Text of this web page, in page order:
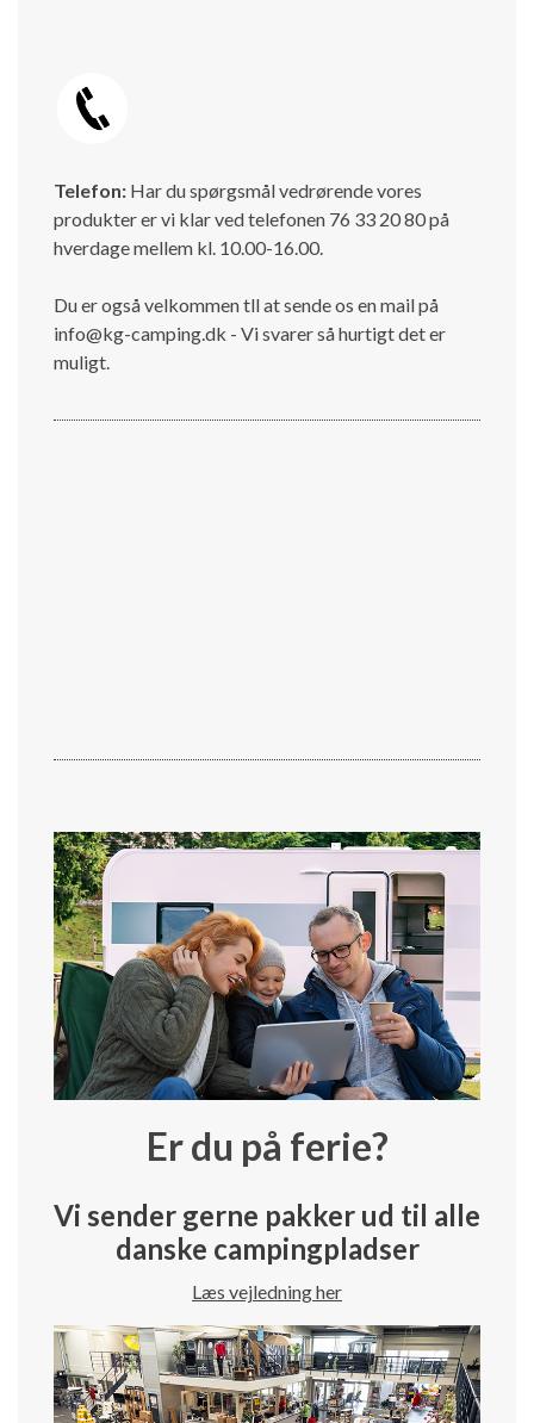
Telefon: Har du spørgsmål vedrørende vores
produkter er vi klar ved telefonen 76 33 20 80 på
hverdage mellem kl. 10.00-16.00.
Du er også velkommen tll at sende os en mail på
info@kg-camping.dk - Vi svarer så hurtigt det er
muligt.
Er du på ferie?
Vi sender gerne pakker ud til alle
danske campingpladser
Læs vejledning her